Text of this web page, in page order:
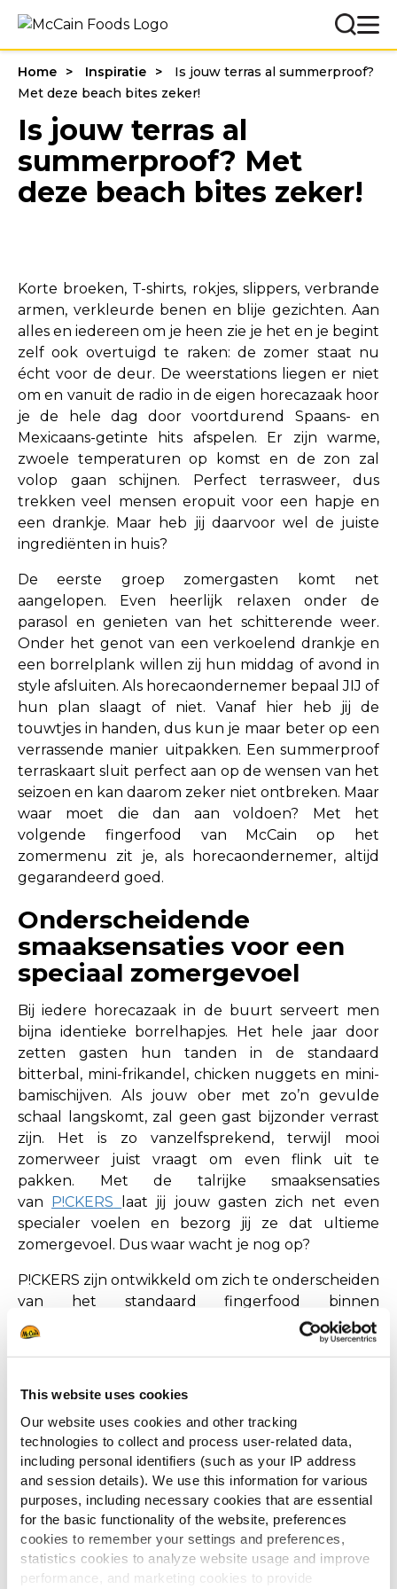
This website uses cookies
Our website uses cookies and other tracking
technologies to collect and process user-related data,
including personal identifiers (such as your IP address
and session details). We use this information for various
purposes, including necessary cookies that are essential
for the basic functionality of the website, preferences
cookies to remember your settings and preferences,
statistics cookies to analyze website usage and improve
performance, and marketing cookies to provide
Home Inspiratie
Is jouw terras al summerproof?
Met deze beach bites zeker!
Is jouw terras al
summerproof? Met
deze beach bites zeker!
Korte broeken, T-shirts, rokjes, slippers, verbrande
armen, verkleurde benen en blije gezichten. Aan
alles en iedereen om je heen zie je het en je begint
zelf ook overtuigd te raken: de zomer staat nu
écht voor de deur. De weerstations liegen er niet
om en vanuit de radio in de eigen horecazaak hoor
je de hele dag door voortdurend Spaans- en
Mexicaans-getinte hits afspelen. Er zijn warme,
zwoele temperaturen op komst en de zon zal
volop gaan schijnen. Perfect terrasweer, dus
trekken veel mensen eropuit voor een hapje en
een drankje. Maar heb jij daarvoor wel de juiste
ingrediënten in huis?
De eerste groep zomergasten komt net
aangelopen. Even heerlijk relaxen onder de
parasol en genieten van het schitterende weer.
Onder het genot van een verkoelend drankje en
een borrelplank willen zij hun middag of avond in
style afsluiten. Als horecaondernemer bepaal JIJ of
hun plan slaagt of niet. Vanaf hier heb jij de
touwtjes in handen, dus kun je maar beter op een
verrassende manier uitpakken. Een summerproof
terraskaart sluit perfect aan op de wensen van het
seizoen en kan daarom zeker niet ontbreken. Maar
waar moet die dan aan voldoen? Met het
volgende fingerfood van McCain op het
zomermenu zit je, als horecaondernemer, altijd
gegarandeerd goed.
Onderscheidende
smaaksensaties voor een
speciaal zomergevoel
Bij iedere horecazaak in de buurt serveert men
bijna identieke borrelhapjes. Het hele jaar door
zetten gasten hun tanden in de standaard
bitterbal, mini-frikandel, chicken nuggets en mini-
bamischijven. Als jouw ober met zo’n gevulde
schaal langskomt, zal geen gast bijzonder verrast
zijn. Het is zo vanzelfsprekend, terwijl mooi
zomerweer juist vraagt om even flink uit te
pakken. Met de talrijke smaaksensaties
van P!CKERS
laat jij jouw gasten zich net even
specialer voelen en bezorg jij ze dat ultieme
zomergevoel. Dus waar wacht je nog op?
P!CKERS zijn ontwikkeld om zich te onderscheiden
van het standaard fingerfood binnen
horecazaken. Het zijn stuk voor stuk de
borrelhapjes waar jij en je gasten alleen maar van
een breed assortiment aan bijzonder lekkere bites
Peppersen Spicy Chicken Wings
cheesyBreaded Mozzarella Sticks enCamembert
Bites: er vallen alleen maar goede keuzes te
De ideale borrelplank alvast inrichten, terwijl jouw
gasten nog lekker liggen te bruinbakken op het
strand, is een pittige uitdaging voor jou als